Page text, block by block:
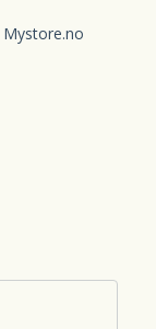
Mystore.no